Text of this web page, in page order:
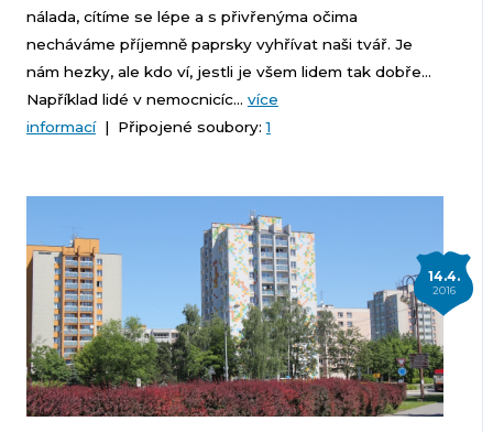
nálada, cítíme se lépe a s přivřenýma očima
necháváme příjemně paprsky vyhřívat naši tvář. Je
nám hezky, ale kdo ví, jestli je všem lidem tak dobře…
Například lidé v nemocnicíc... více
informací| Připojené soubory:1
14.4.
2016